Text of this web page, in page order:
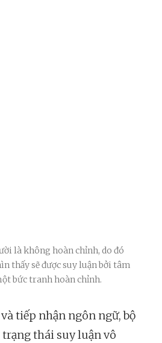
là không hoàn chỉnh, do đó
thấy sẽ được suy luận bởi tâm
bức tranh hoàn chỉnh.
tiếp nhận ngôn ngữ, bộ
thái suy luận vô